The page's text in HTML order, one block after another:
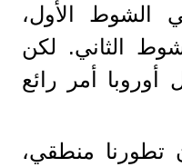
الشوط الأول،
الثاني. لكن
أوروبا أمر رائع
تطورنا منطقي،